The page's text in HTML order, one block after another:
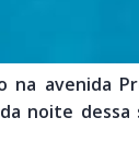
na avenida
noite